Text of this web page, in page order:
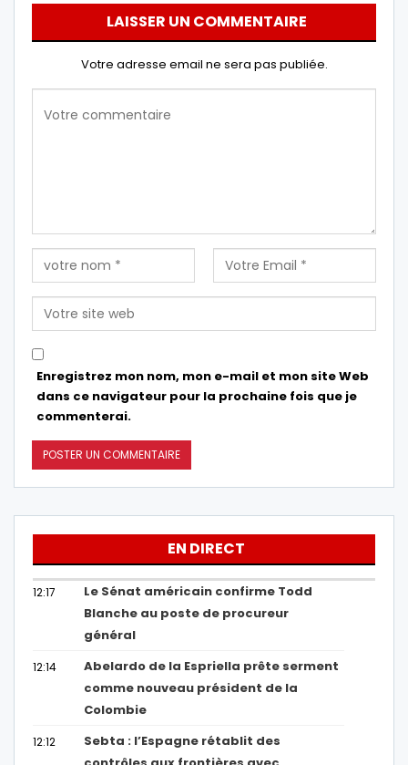
LAISSER UN COMMENTAIRE
Votre adresse email ne sera pas publiée.
Enregistrez mon nom, mon e-mail et mon site Web
dans ce navigateur pour la prochaine fois que je
commenterai.
EN DIRECT
12:17
Le Sénat américain confirme Todd
Blanche au poste de procureur
général
12:14
Abelardo de la Espriella prête serment
comme nouveau président de la
Colombie
12:12
Sebta : l’Espagne rétablit des